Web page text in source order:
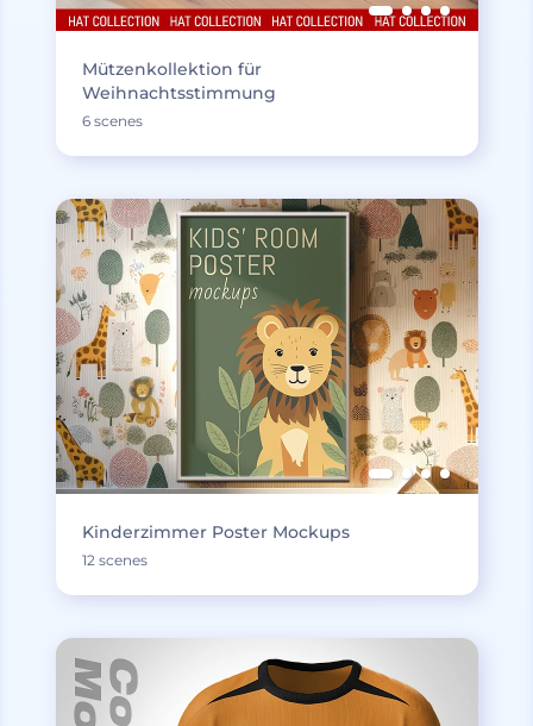
Mützenkollektion für
Weihnachtsstimmung
6 scenes
Kinderzimmer Poster Mockups
12 scenes